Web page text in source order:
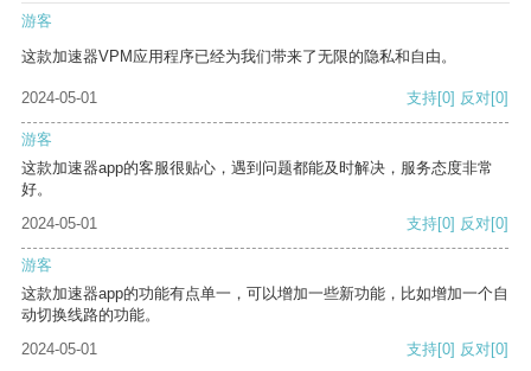
游客
这款加速器VPM应用程序已经为我们带来了无限的隐私和自由。
2024-05-01 支持[0] 反对[0]
游客
这款加速器app的客服很贴心，遇到问题都能及时解决，服务态度非常
好。
2024-05-01
支持[0] 反对[0]
游客
这款加速器app的功能有点单一，可以增加一些新功能，比如增加一个自
动切换线路的功能。
2024-05-01
支持[0] 反对[0]